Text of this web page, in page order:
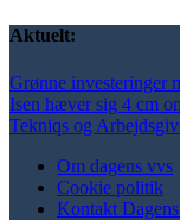
Aktuelt:
Grønne investeringer
Isen hæver sig 4 cm
Tekniqs og
Om dagens vvs
Cookie politik
Kontakt